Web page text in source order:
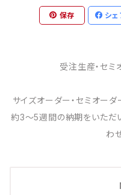
保存 シェ
受注生産・セミ
サイズオーダー・セミオー
約3～5週間の納期をいただ
わ